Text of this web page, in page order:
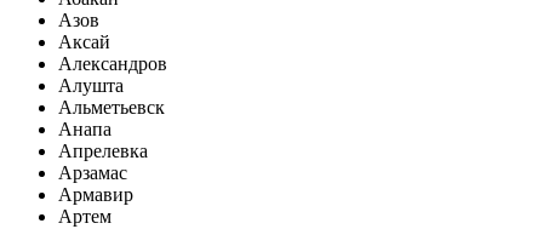
Азов
Аксай
Александров
Алушта
Альметьевск
Анапа
Апрелевка
Арзамас
Армавир
Артем